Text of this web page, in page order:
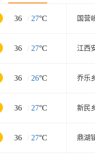
36 / 27°C 国营
36 / 27°C 江西
36 / 26°C 乔乐
36 / 27°C 新民
36 / 27°C 鼎湖